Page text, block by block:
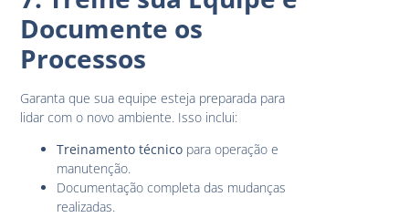
Documente os
Processos
Garanta que sua equipe esteja preparada para
lidar com o novo ambiente. Isso inclui:
Treinamento técnico para operação e
manutenção.
Documentação completa das mudanças
realizadas.